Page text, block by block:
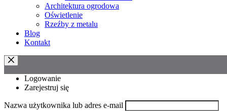
Architektura ogrodowa
Oświetlenie
Rzeźby z metalu
Blog
Kontakt
Logowanie
Zarejestruj się
Nazwa użytkownika lub adres e-mail